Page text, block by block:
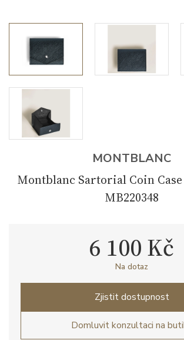
MONTBLANC
Montblanc Sartorial Coin Case
MB220348
6 100 Kč
Na dotaz
Zjistit dostupnost
Domluvit konzultaci na